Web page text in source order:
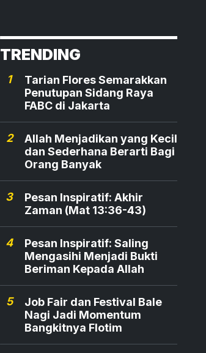
TRENDING
1
Tarian Flores Semarakkan
Penutupan Sidang Raya
FABC di Jakarta
2
Allah Menjadikan yang Kecil
dan Sederhana Berarti Bagi
Orang Banyak
3
Pesan Inspiratif: Akhir
Zaman (Mat 13:36-43)
4
Pesan Inspiratif: Saling
Mengasihi Menjadi Bukti
Beriman Kepada Allah
5
Job Fair dan Festival Bale
Nagi Jadi Momentum
Bangkitnya Flotim